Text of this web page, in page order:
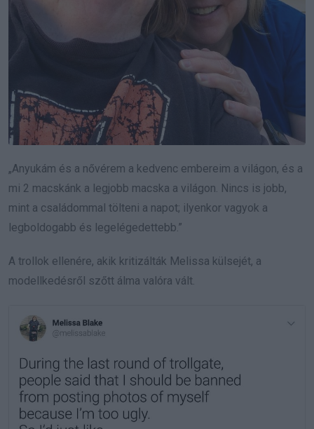
„Anyukám és a nővérem a kedvenc embereim a világon, és a
mi 2 macskánk a legjobb macska a világon. Nincs is jobb,
mint a családommal tölteni a napot; ilyenkor vagyok a
legboldogabb és legelégedettebb.”
A trollok ellenére, akik kritizálták Melissa külsejét, a
modellkedésről szőtt álma valóra vált.